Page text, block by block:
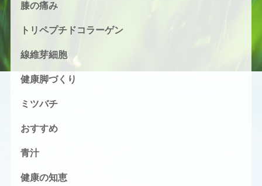
膝の痛み
トリペプチドコラーゲン
線維芽細胞
健康脚づくり
ミツバチ
おすすめ
青汁
健康の知恵